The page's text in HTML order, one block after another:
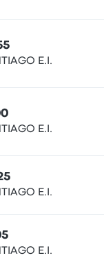
E.I.
E.I.
E.I.
E.I.